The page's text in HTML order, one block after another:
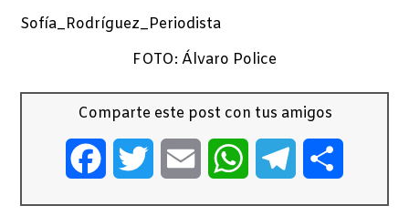
Sofía_Rodríguez_Periodista
FOTO: Álvaro Police
Comparte este post con tus amigos
FacebookTwitter Email WhatsAppTelegram